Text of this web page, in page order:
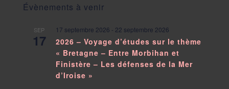
Évènements à venir
SEP
17
17 septembre 2026 - 22 septembre 2026
2026 – Voyage d’études sur le thème
« Bretagne – Entre Morbihan et
Finistère – Les défenses de la Mer
d’Iroise »